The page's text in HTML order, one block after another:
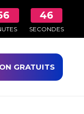
45
SECONDES
GRATUITS